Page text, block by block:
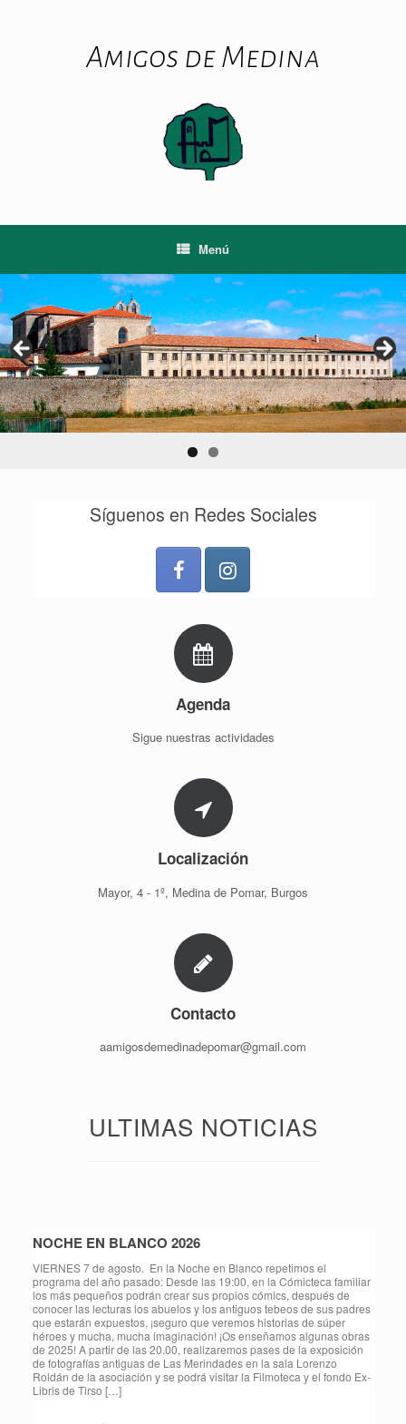
Amigos de Medina
Menú
Síguenos en Redes Sociales
Agenda
Sigue nuestras actividades
Localización
Mayor, 4 - 1º, Medina de Pomar, Burgos
Contacto
aamigosdemedinadepomar@gmail.com
ULTIMAS NOTICIAS
NOCHE EN BLANCO 2026
VIERNES 7 de agosto. En la Noche en Blanco repetimos el
programa del año pasado: Desde las 19:00, en la Cómicteca familiar
los más pequeños podrán crear sus propios cómics, después de
conocer las lecturas los abuelos y los antiguos tebeos de sus padres
que estarán expuestos, ¡seguro que veremos historias de súper
héroes y mucha, mucha imaginación! ¡Os enseñamos algunas obras
de 2025! A partir de las 20.00, realizaremos pases de la exposición
de fotografías antiguas de Las Merindades en la sala Lorenzo
Roldán de la asociación y se podrá visitar la Filmoteca y el fondo Ex-
Libris de Tirso […]